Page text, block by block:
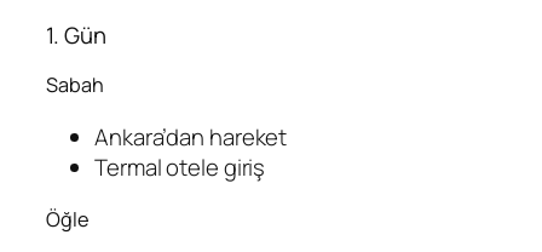
1. Gün
Sabah
Ankara’dan hareket
Termal otele giriş
Öğle